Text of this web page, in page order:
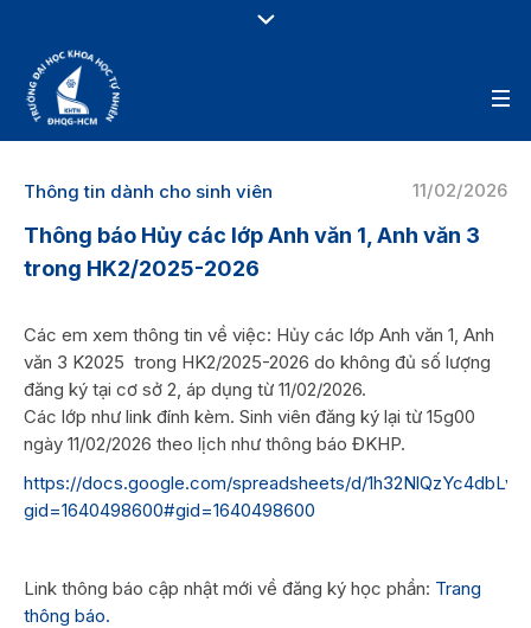
11/02/2026
Thông tin dành cho sinh viên
Thông báo Hủy các lớp Anh văn 1, Anh văn 3
trong HK2/2025-2026
Các em xem thông tin về việc: Hủy các lớp Anh văn 1, Anh
văn 3 K2025 trong HK2/2025-2026 do không đủ số lượng
đăng ký tại cơ sở 2, áp dụng từ 11/02/2026.
Các lớp như link đính kèm. Sinh viên đăng ký lại từ 15g00
ngày 11/02/2026 theo lịch như thông báo ĐKHP.
https://docs.google.com/spreadsheets/d/
gid=1640498600#gid=1640498600
Link thông báo cập nhật mới về đăng ký học phần: Trang
thông báo.